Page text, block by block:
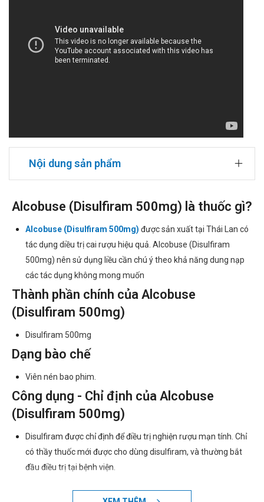
Nội dung sản phẩm
Alcobuse (Disulfiram 500mg) là thuốc gì?
Alcobuse (Disulfiram 500mg) được sản xuất tại Thái Lan có
tác dụng diều trị cai rượu hiệu quả. Alcobuse (Disulfiram
500mg) nên sử dụng liều cần chú ý theo khả năng dung nạp
các tác dụng không mong muốn
Thành phần chính của Alcobuse
(Disulfiram 500mg)
Disulfiram 500mg
Dạng bào chế
Viên nén bao phim.
Công dụng - Chỉ định của Alcobuse
(Disulfiram 500mg)
Disulfiram được chỉ định để điều trị nghiện rượu mạn tính. Chỉ
có thầy thuốc mới được cho dùng disulfiram, và thường bắt
đầu điều trị tại bệnh viện.
Chống chỉ định của Alcobuse (Disulfiram